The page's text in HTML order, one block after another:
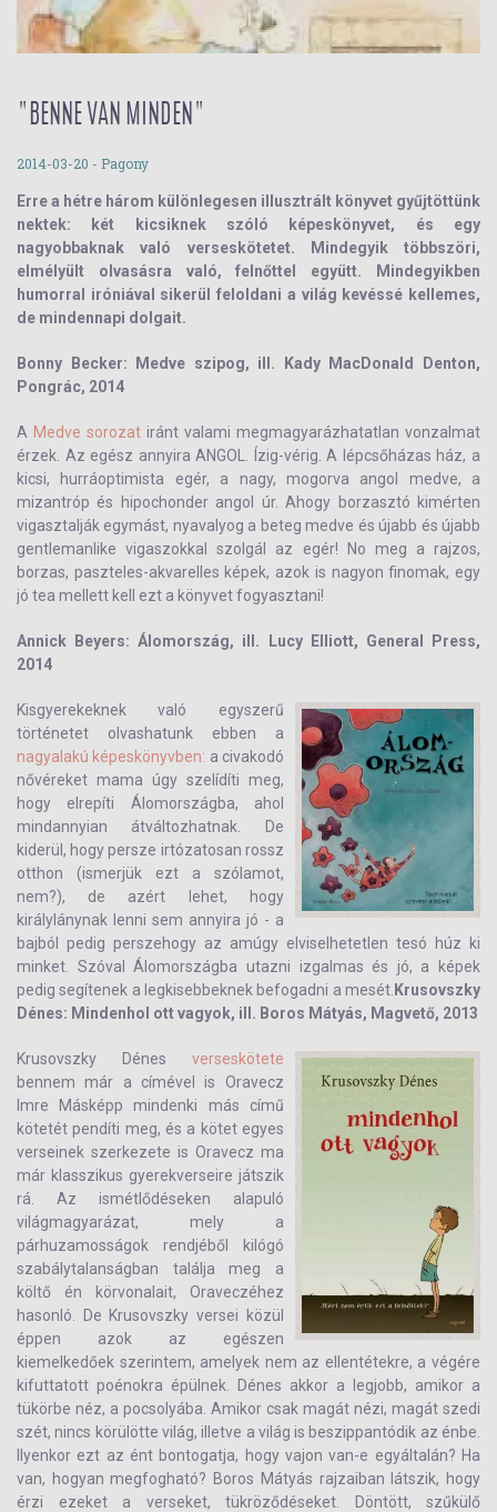
"BENNE VAN MINDEN"
2014-03-20 - Pagony
Erre a hétre három különlegesen illusztrált könyvet gyűjtöttünk
nektek: két kicsiknek szóló képeskönyvet, és egy
nagyobbaknak való verseskötetet. Mindegyik többszöri,
elmélyült olvasásra való, felnőttel együtt. Mindegyikben
humorral iróniával sikerül feloldani a világ kevéssé kellemes,
de mindennapi dolgait.
Bonny Becker: Medve szipog, ill. Kady MacDonald Denton,
Pongrác, 2014
A Medve sorozat iránt valami megmagyarázhatatlan vonzalmat
érzek. Az egész annyira ANGOL. Ízig-vérig. A lépcsőházas ház, a
kicsi, hurráoptimista egér, a nagy, mogorva angol medve, a
mizantróp és hipochonder angol úr. Ahogy borzasztó kimérten
vigasztalják egymást, nyavalyog a beteg medve és újabb és újabb
gentlemanlike vigaszokkal szolgál az egér! No meg a rajzos,
borzas, paszteles-akvarelles képek, azok is nagyon finomak, egy
jó tea mellett kell ezt a könyvet fogyasztani!
Annick Beyers: Álomország, ill. Lucy Elliott, General Press,
2014
Kisgyerekeknek való egyszerű
történetet olvashatunk ebben a
nagyalakú képeskönyvben: a civakodó
nővéreket mama úgy szelídíti meg,
hogy elrepíti Álomországba, ahol
mindannyian átváltozhatnak. De
kiderül, hogy persze irtózatosan rossz
otthon (ismerjük ezt a szólamot,
nem?), de azért lehet, hogy
királylánynak lenni sem annyira jó - a
bajból pedig perszehogy az amúgy elviselhetetlen tesó húz ki
minket. Szóval Álomországba utazni izgalmas és jó, a képek
pedig segítenek a legkisebbeknek befogadni a mesét. Krusovszky
Dénes: Mindenhol ott vagyok, ill. Boros Mátyás, Magvető, 2013
Krusovszky Dénes verseskötete
bennem már a címével is Oravecz
Imre Másképp mindenki más című
kötetét pendíti meg, és a kötet egyes
verseinek szerkezete is Oravecz ma
már klasszikus gyerekverseire játszik
rá. Az ismétlődéseken alapuló
világmagyarázat, mely a
párhuzamosságok rendjéből kilógó
szabálytalanságban találja meg a
költő én körvonalait, Oraveczéhez
hasonló. De Krusovszky versei közül
éppen azok az egészen
kiemelkedőek szerintem, amelyek nem az ellentétekre, a végére
kifuttatott poénokra épülnek. Dénes akkor a legjobb, amikor a
tükörbe néz, a pocsolyába. Amikor csak magát nézi, magát szedi
szét, nincs körülötte világ, illetve a világ is beszippantódik az énbe.
Ilyenkor ezt az ént bontogatja, hogy vajon van-e egyáltalán? Ha
van, hogyan megfogható? Boros Mátyás rajzaiban látszik, hogy
érzi ezeket a verseket, tükröződéseket. Döntött, szűkülő